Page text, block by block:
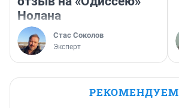
Нолана
Стас Соколов
Эксперт
РЕКОМЕНДУЕМ